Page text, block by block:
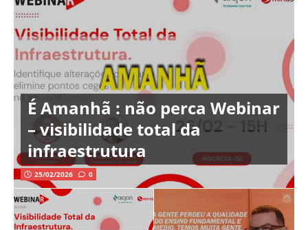
É Amanhã : não perca Webinar
– visibilidade total da
infraestrutura
25/02/2026 0